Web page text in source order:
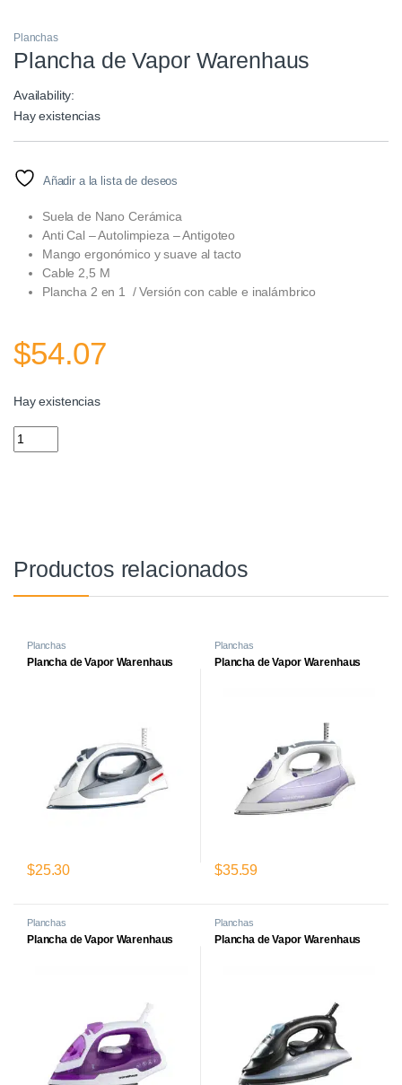
Planchas
Plancha de Vapor Warenhaus
Availability:
Hay existencias
Añadir a la lista de deseos
Suela de Nano Cerámica
Anti Cal – Autolimpieza – Antigoteo
Mango ergonómico y suave al tacto
Cable 2,5 M
Plancha 2 en 1 / Versión con cable e inalámbrico
$54.07
Hay existencias
Plancha de Vapor Warenhaus quantity
Productos relacionados
Planchas
Plancha de Vapor Warenhaus
$25.30
Planchas
Plancha de Vapor Warenhaus
$35.59
Planchas
Plancha de Vapor Warenhaus
Planchas
Plancha de Vapor Warenhaus